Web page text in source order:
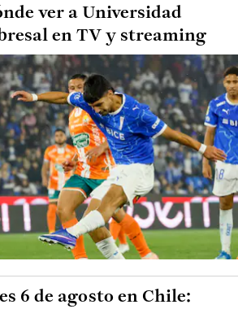
ver a Universidad
en TV y streaming
6 de agosto en Chile: